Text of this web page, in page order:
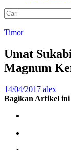
Timor
Umat
Magnum
14/04/2017 alex
Bagikan Artikel ini